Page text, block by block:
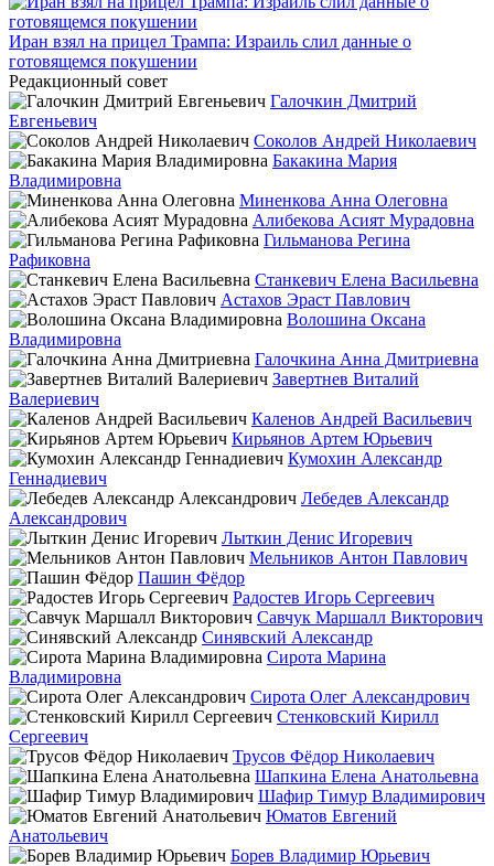
Иран взял на прицел Трампа: Израиль слил данные о
готовящемся покушении
Редакционный совет
Галочкин Дмитрий
Евгеньевич
Соколов Андрей Николаевич
Бакакина Мария
Владимировна
Миненкова Анна Олеговна
Алибекова Асият Мурадовна
Гильманова Регина
Рафиковна
Станкевич Елена Васильевна
Астахов Эраст Павлович
Волошина Оксана
Владимировна
Галочкина Анна Дмитриевна
Завертнев Виталий
Валериевич
Каленов Андрей Васильевич
Кирьянов Артем Юрьевич
Кумохин Александр
Геннадиевич
Лебедев Александр
Александрович
Лыткин Денис Игоревич
Мельников Антон Павлович
Пашин Фёдор
Радостев Игорь Сергеевич
Савчук Маршалл Викторович
Синявский Александр
Сирота Марина
Владимировна
Сирота Олег Александрович
Стенковский Кирилл
Сергеевич
Трусов Фёдор Николаевич
Шапкина Елена Анатольевна
Шафир Тимур Владимирович
Юматов Евгений
Анатольевич
Борев Владимир Юрьевич